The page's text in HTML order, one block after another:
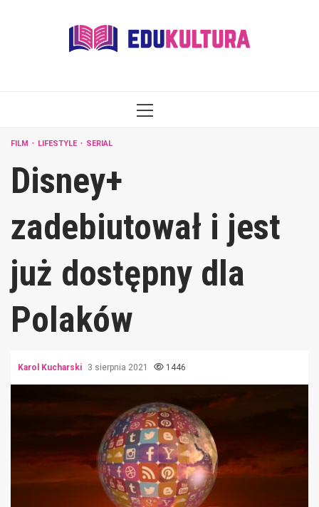
PRIMARY
FILM LIFESTYLE SERIAL
Disney+
zadebiutował i jest
już dostępny dla
Polaków
Karol Kucharski 3 sierpnia 2021 1446